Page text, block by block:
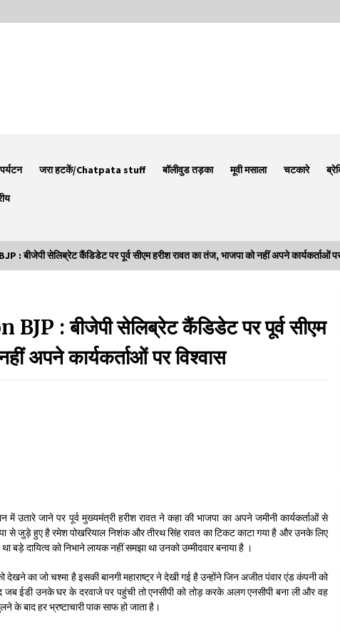
पर्यटन जरा हटकें/Chatpata stuff बॉलीवुड तड़का मूवी मसाला चटकारे
September 7, 2023
May 10, 2022
सेलिब्रेट कैंडिडेट पर पूर्व सीएम हरीश रावत का तंज, भाजपा को नहीं अपने कार्यकर्ताओं पर
: बीजेपी सेलिब्रेट कैंडिडेट पर पूर्व सीएम
अपने कार्यकर्ताओं पर विश्वास
जाने पर पूर्व मुख्यमंत्री हरीश रावत ने कहा की भाजपा का अपने जमीनी कार्यकर्ताओं से
से जुड़े हुए है रमेश पोखरियाल निशंक और तीरथ सिंह रावत का टिकट काटा गया है और उनके लिए
बड़े दायित्व को निभाने लायक नहीं समझा था उनको उम्मीदवार बनाया है ।
देखने का जो चश्मा है इसकी बानगी महाराष्ट्र ने देखी गई है उन्होंने जिन अजीत पंवार एंड कंपनी को
जब ईडी उनके घर के दरवाजे पर पहुंची तो एनसीपी को तोड़ करके अलग एनसीपी बना ली और वह
के बाद हर भ्रष्टाचारी पाक साफ हो जाता है।